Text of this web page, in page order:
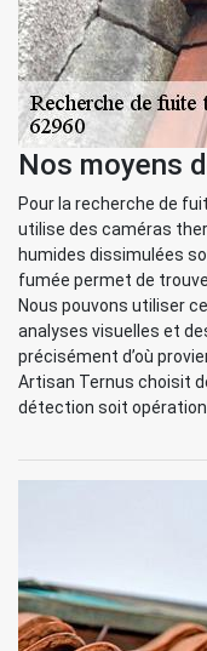
Nos moyens
Pour la recherche de
utilise des caméras
humides dissimulées
fumée permet de
Nous pouvons utiliser
analyses visuelles et
précisément d’où
Artisan Ternus choisit
détection soit